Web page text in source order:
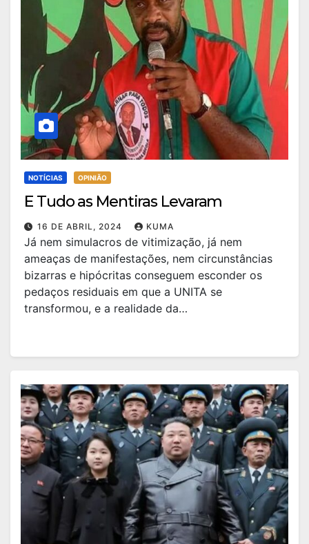
NOTÍCIAS OPINIÃO
E Tudo as Mentiras Levaram
16 DE ABRIL, 2024 KUMA
Já nem simulacros de vitimização, já nem
ameaças de manifestações, nem circunstâncias
bizarras e hipócritas conseguem esconder os
pedaços residuais em que a UNITA se
transformou, e a realidade da…